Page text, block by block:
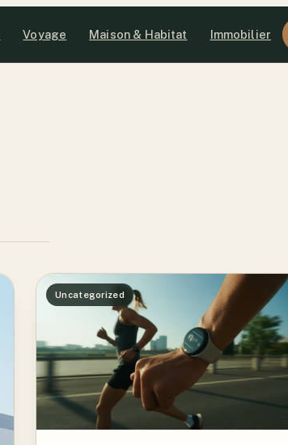
Voyage Maison & Habitat Immobilier
Uncategorized